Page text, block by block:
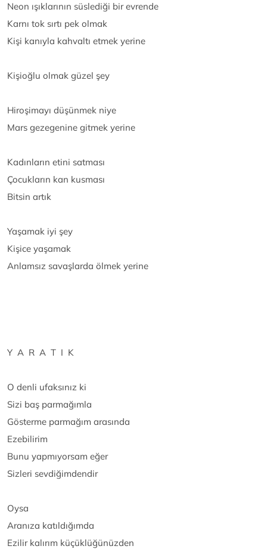
Neon ışıklarının süslediği bir evrende
Karnı tok sırtı pek olmak
Kişi kanıyla kahvaltı etmek yerine
Kişioğlu olmak güzel şey
Hiroşimayı düşünmek niye
Mars gezegenine gitmek yerine
Kadınların etini satması
Çocukların kan kusması
Bitsin artık
Yaşamak iyi şey
Kişice yaşamak
Anlamsız savaşlarda ölmek yerine
Y A R A T I K
O denli ufaksınız ki
Sizi baş parmağımla
Gösterme parmağım arasında
Ezebilirim
Bunu yapmıyorsam eğer
Sizleri sevdiğimdendir
Oysa
Aranıza katıldığımda
Ezilir kalırım küçüklüğünüzden